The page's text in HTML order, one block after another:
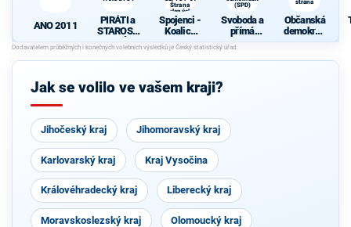
ANO 2011
PIRÁTI a
STAROST
OVÉ
Strana
zelených,
ProOlomouc)
Spojenci -
Koalice
pro
Olomouck
ý kraj
ČSL, TOP
ProOlomo
uc)
(SPD)
Svoboda a
přímá
demokraci
e (SPD)
strana
Občanská
demokrati
cká strana
Jak se volilo ve vašem kraji?
Jihočeský kraj Jihomoravský kraj
Karlovarský kraj Kraj Vysočina
Královéhradecký kraj Liberecký kraj
Moravskoslezský kraj Olomoucký kraj